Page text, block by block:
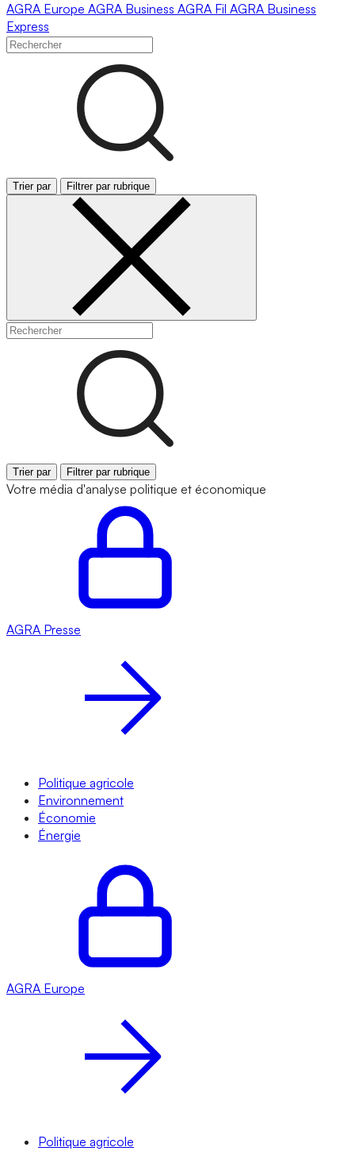
AGRA Europe AGRA Business AGRA Fil AGRA Business
Express
Trier par Filtrer par rubrique
Trier par Filtrer par rubrique
Votre média d'analyse politique et économique
AGRA Presse
Politique agricole
Environnement
Économie
Énergie
AGRA Europe
Politique agricole